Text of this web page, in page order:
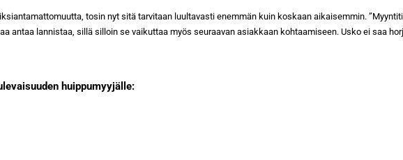
tosin nyt sitä tarvitaan luultavasti enemmän kuin koskaan aikaisemmin.
antaa lannistaa, sillä silloin se vaikuttaa myös seuraavan asiakkaan kohtaamiseen. Usko ei saa
huippumyyjälle: